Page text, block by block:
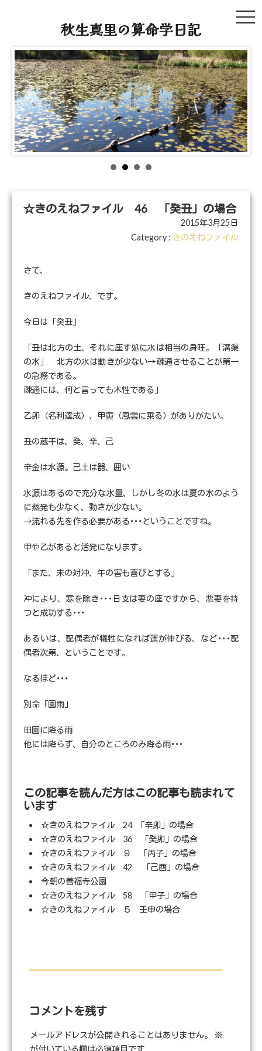
秋生真里の算命学日記
☆きのえねファイル 46 「癸丑」の場合
2015年3月25日
Category : きのえねファイル
さて、
きのえねファイル、です。
今日は「癸丑」
「丑は北方の土、それに座す処に水は相当の身旺。「溝渠
の水」 北方の水は動きが少ない→疎通させることが第一
の急務である。
疎通には、何と言っても木性である」
乙卯（名利達成）、甲寅（風雲に乗る）がありがたい。
丑の蔵干は、癸、辛、己
辛金は水源。己土は器、囲い
水源はあるので充分な水量、しかし冬の水は夏の水のよう
に蒸発も少なく、動きが少ない。
→流れる先を作る必要がある･･･ということですね。
甲や乙があると活発になります。
「また、未の対冲、午の害も喜びとする」
冲により、寒を除き･･･日支は妻の座ですから、悪妻を持
つと成功する･･･
あるいは、配偶者が犠牲になれば運が伸びる、など･･･配
偶者次第、ということです。
なるほど･･･
別命「園雨」
田園に降る雨
他には降らず、自分のところのみ降る雨･･･
この記事を読んだ方はこの記事も読まれて
います
☆きのえねファイル 24 ｢辛卯」の場合
☆きのえねファイル 36 「癸卯」の場合
☆きのえねファイル ９ 「丙子」の場合
☆きのえねファイル 42 「己酉」の場合
今朝の善福寺公園
☆きのえねファイル 58 「甲子」の場合
☆きのえねファイル ５ 壬申の場合
コメントを残す
メールアドレスが公開されることはありません。
※
が付いている欄は必須項目です